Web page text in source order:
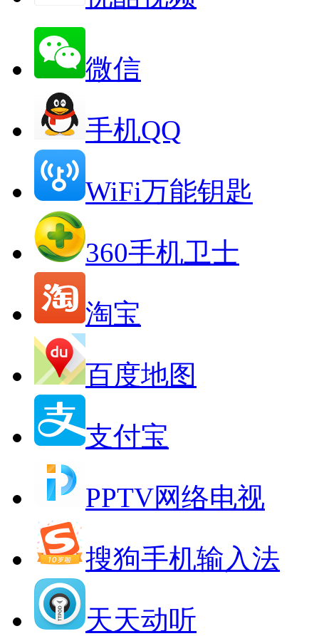
微信
手机QQ
WiFi万能钥匙
360手机卫士
淘宝
百度地图
支付宝
PPTV网络电视
搜狗手机输入法
天天动听